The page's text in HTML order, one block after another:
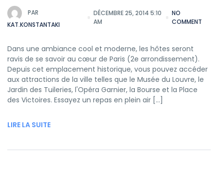
PAR
KAT.KONSTANTAKI
DÉCEMBRE 25, 2014 5:10
AM
NO
COMMENT
Dans une ambiance cool et moderne, les hôtes seront
ravis de se savoir au cœur de Paris (2e arrondissement).
Depuis cet emplacement historique, vous pouvez accéder
aux attractions de la ville telles que le Musée du Louvre, le
Jardin des Tuileries, l'Opéra Garnier, la Bourse et la Place
des Victoires. Essayez un repas en plein air […]
LIRE LA SUITE